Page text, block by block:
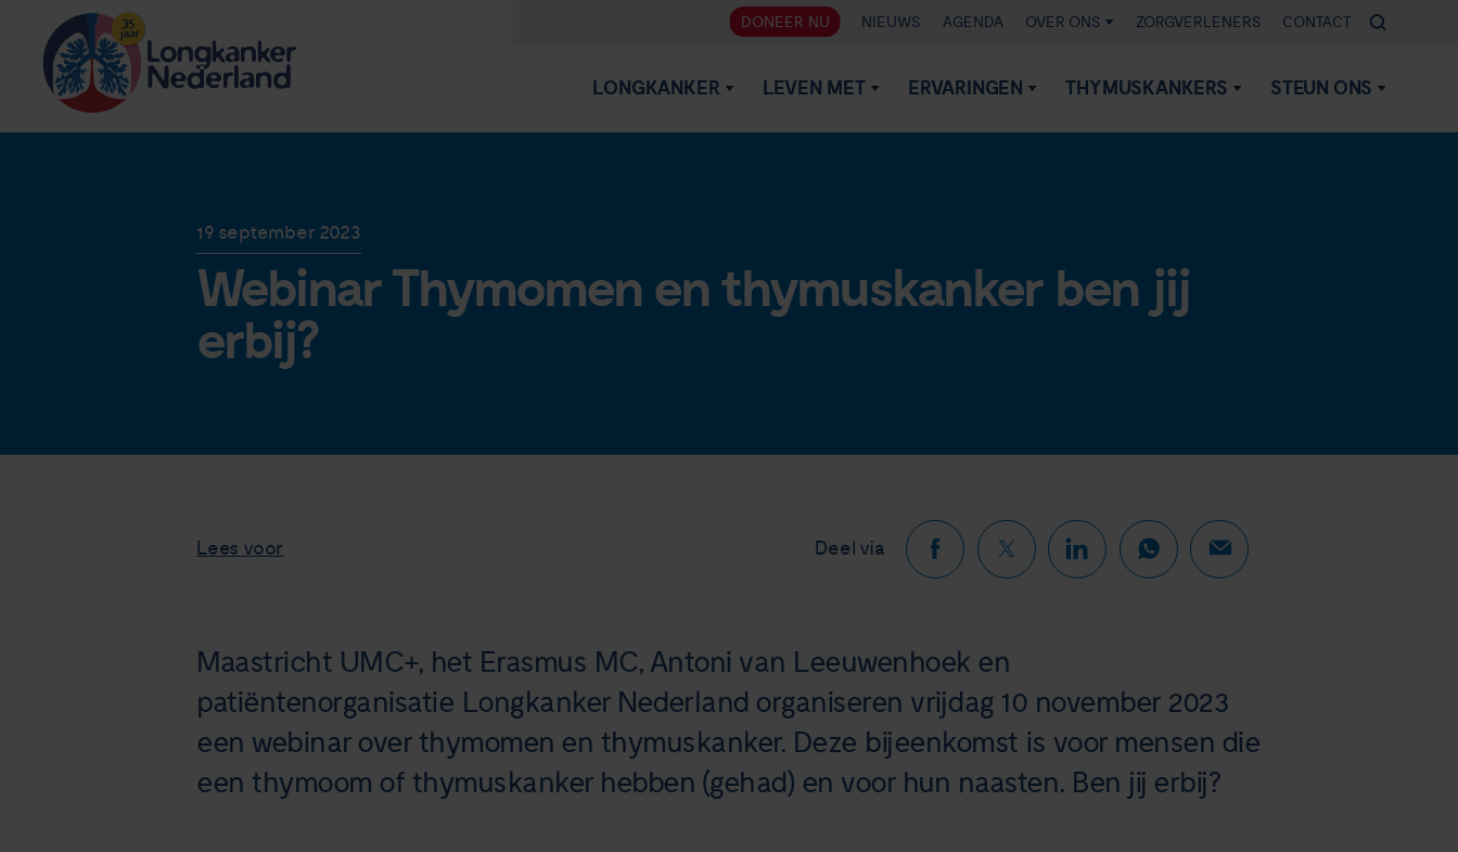
DONEER NU NIEUWS AGENDA OVER ONS ZORGVERLENERS CONTACT
LONGKANKER LEVEN MET ERVARINGEN THYMUSKANKERS STEUN ONS
19 september 2023
Webinar Thymomen en thymuskanker ben jij
erbij?
Lees voor Deel via
Maastricht UMC+, het Erasmus MC, Antoni van Leeuwenhoek en
patiëntenorganisatie Longkanker Nederland organiseren vrijdag 10 november 2023
een webinar over thymomen en thymuskanker. Deze bijeenkomst is voor mensen die
een thymoom of thymuskanker hebben (gehad) en voor hun naasten. Ben jij erbij?